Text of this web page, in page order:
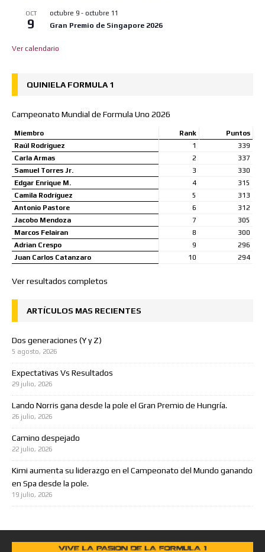
OCT
9
octubre 9 - octubre 11
Gran Premio de Singapore 2026
Ver calendario
QUINIELA FORMULA 1
Campeonato Mundial de Formula Uno 2026
Miembro Rank
Puntos
Raúl Rodriguez
1
339
Carla Armas
2
337
Samuel Torres Jr.
3
330
Edgar Enrique M.
4
315
Camila Rodríguez
5
313
Antonio Pastore
6
312
Jacobo Mendoza
7
305
Marcos Felairan
8
300
Adrian Crespo
9
296
Juan Carlos Catanzaro
10 294
Ver resultados completos
ARTÍCULOS MAS RECIENTES
Dos generaciones (Y y Z)
5 agosto, 2026
Expectativas Vs Resultados
29 julio, 2026
Lando Norris gana desde la pole el Gran Premio de Hungría.
26 julio, 2026
Camino despejado
22 julio, 2026
Kimi aumenta su liderazgo en el Campeonato del Mundo ganando
en Spa desde la pole.
19 julio, 2026